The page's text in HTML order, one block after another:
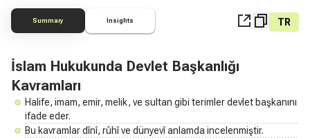
Summary Insights TR
İslam Hukukunda Devlet Başkanlığı
Kavramları
Halife, imam, emir, melik, ve sultan gibi terimler devlet başkanını
ifade eder.
Bu kavramlar dînî, rûhî ve dünyevî anlamda incelenmiştir.